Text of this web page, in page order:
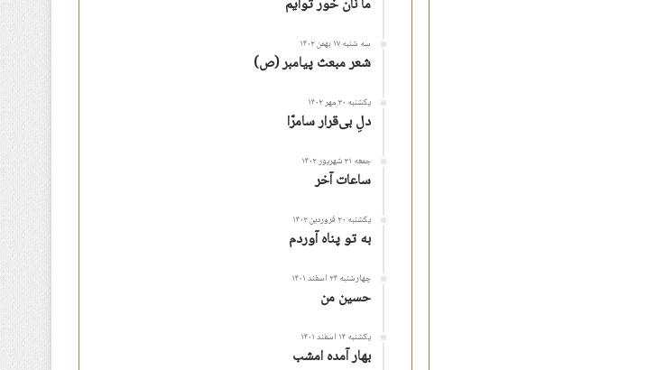
ما نان خور توأیم
سه شنبه ۱۷ بهمن ۱۴۰۲
شعر مبعث پیامبر (ص)
یکشنبه ۳۰ مهر ۱۴۰۲
دلِ بی‌قرار سامرّا
جمعه ۳۱ شهریور ۱۴۰۲
ساعات آخر
یکشنبه ۲۰ فروردین ۱۴۰۲
به تو پناه آوردم
چهارشنبه ۲۴ اسفند ۱۴۰۱
حسین من
یکشنبه ۱۴ اسفند ۱۴۰۱
بهار آمده امشب